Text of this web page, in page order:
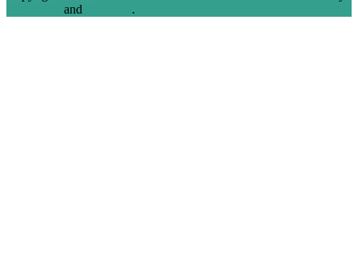
and .